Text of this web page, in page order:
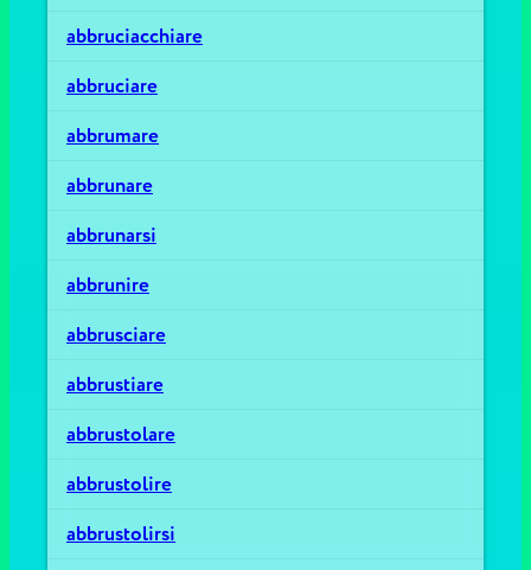
abbruciacchiare
abbruciare
abbrumare
abbrunare
abbrunarsi
abbrunire
abbrusciare
abbrustiare
abbrustolare
abbrustolire
abbrustolirsi